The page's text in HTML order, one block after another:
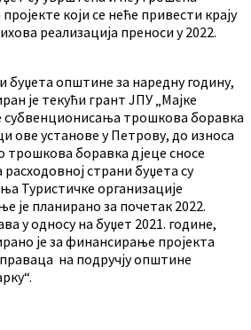
који се неће привести крају
реализација преноси у 2022.
буџета општине за наредну годину,
је текући грант ЈПУ „Мајке
субвенционисања трошкова боравка
ове установе у Петрову, до износа
трошкова боравка дјеце сносе
страни буџета су
Туристичке организације
је планирано за почетак 2022.
у односу на буџет 2021. године,
је за финансирање пројекта
на подручју општине